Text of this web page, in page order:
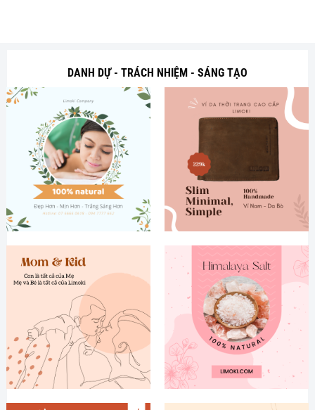
DANH DỰ - TRÁCH NHIỆM - SÁNG TẠO